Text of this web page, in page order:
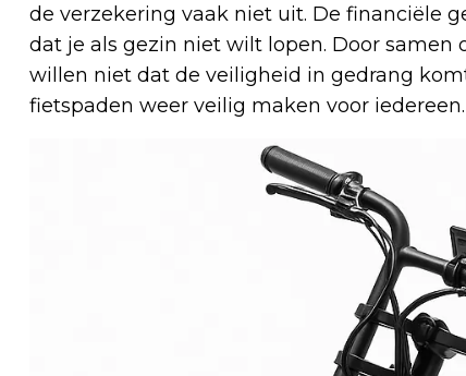
de verzekering vaak niet uit. De financiële
dat je als gezin niet wilt lopen. Door samen
willen niet dat de veiligheid in gedrang
fietspaden weer veilig maken voor iedereen.